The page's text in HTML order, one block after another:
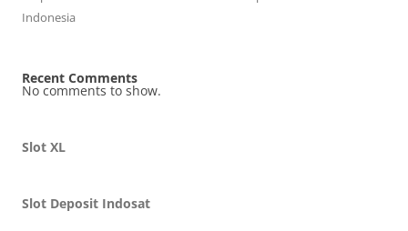
Indonesia
Recent Comments
No comments to show.
Slot XL
Slot Deposit Indosat